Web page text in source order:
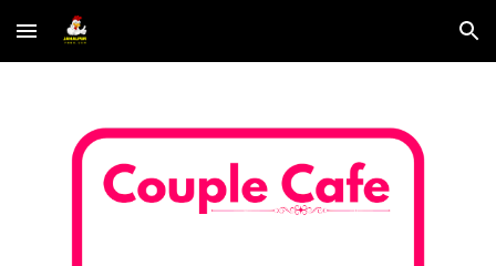
Skip to main content Skip to navigation